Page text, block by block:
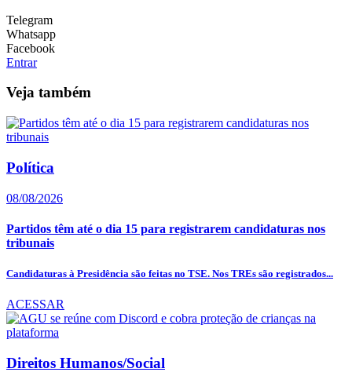
Telegram
Whatsapp
Facebook
Entrar
Veja também
Política
08/08/2026
Partidos têm até o dia 15 para registrarem candidaturas nos
tribunais
Candidaturas à Presidência são feitas no TSE. Nos TREs são registrados...
ACESSAR
Direitos Humanos/Social